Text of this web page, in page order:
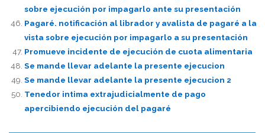
sobre ejecución por impagarlo ante su presentación
Pagaré. notificación al librador y avalista de pagaré a la
vista sobre ejecución por impagarlo a su presentación
Promueve incidente de ejecución de cuota alimentaria
Se mande llevar adelante la presente ejecucion
Se mande llevar adelante la presente ejecucion 2
Tenedor intima extrajudicialmente de pago
apercibiendo ejecución del pagaré